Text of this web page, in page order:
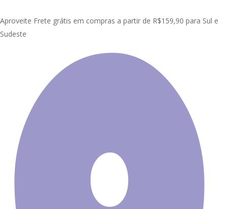
to
main
Aproveite Frete grátis em compras a partir de R$159,90 para Sul e
Sudeste
Lambe Lambe Adesivo
Lambe Lambe Adesivo Kit
Cartaz Arco-iris Unicórnio Céu L38